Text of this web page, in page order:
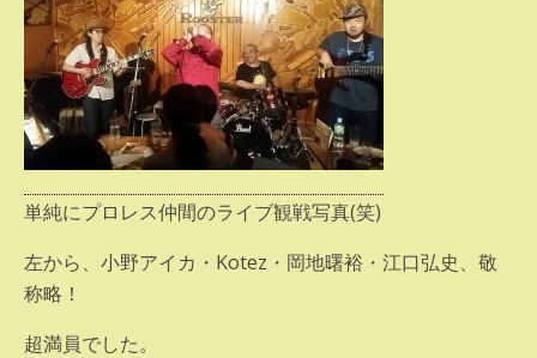
単純にプロレス仲間のライブ観戦写真(笑)
左から、小野アイカ・Kotez・岡地曙裕・江口弘史、敬
称略！
超満員でした。